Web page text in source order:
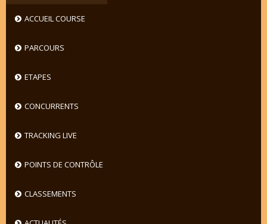
ACCUEIL COURSE
PARCOURS
ETAPES
CONCURRENTS
TRACKING LIVE
POINTS DE CONTRÔLE
CLASSEMENTS